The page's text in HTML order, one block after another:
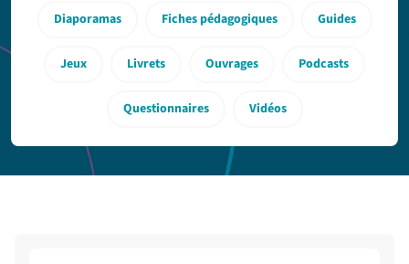
Diaporamas Fiches pédagogiques Guides
Jeux Livrets Ouvrages Podcasts
Questionnaires Vidéos